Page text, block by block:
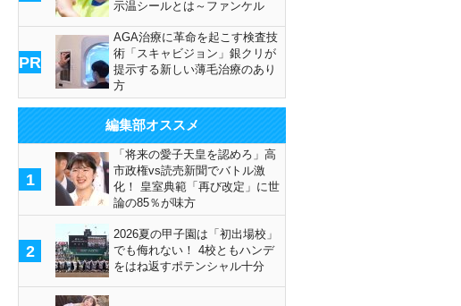
示温シールとは～ファンケル
PR
AGA治療に革命を起こす検査技
術「スキャビジョン」銀クリが
提示する新しい薄毛治療のあり
方
編集部オススメ
1
「将来の愛子天皇を認めろ」高
市政権vs読売新聞でバトル激
化！ 皇室典範「再び改定」に世
論の85％が味方
2
2026夏の甲子園は「初出場校」
でも侮れない！ 4校ともハンデ
をはね返すポテンシャル十分